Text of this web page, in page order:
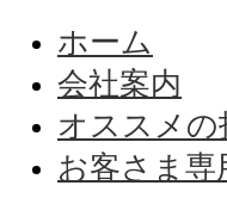
ホーム
会社案内
オススメの
お客さま専